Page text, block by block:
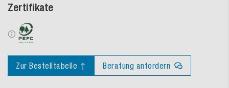
Zertifikate
Zur Bestelltabelle ↑ Beratung anfordern